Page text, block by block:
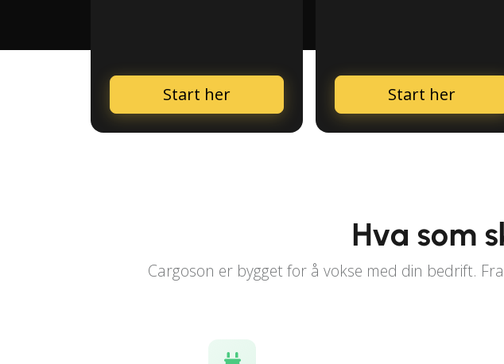
Start her Start her
Hva som
Cargoson er bygget for å vokse med din bedrift.